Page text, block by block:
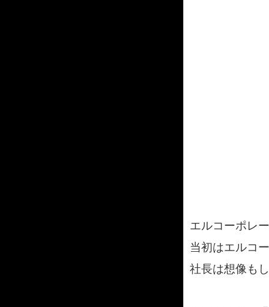
エルコーポレ
当初はエルコ
社長は想像も